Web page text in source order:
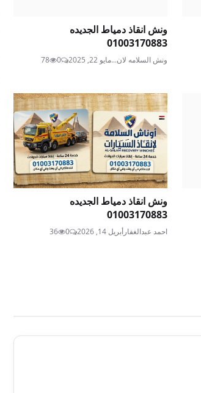
ونش انقاذ دمياط الجديده
01003170883
ونش السلامه لان...مايو 22, 2025 0
78
ونش انقاذ دمياط الجديده
01003170883
احمد عبدالغفارأبريل 14, 2026 0
36